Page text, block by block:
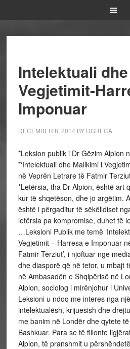
Intelektuali
Vegjetimit-
Imponuar
DECEMBER 8, 2014 BY DGRECA
*Leksion publik i Dr Gëzim Alpion
*‘Intelektuali dhe Mallkimi i
në Veprën Letrare të Fatmir
*Letërsia, tha Dr Alpion, është art
kur të shqetëson, dhe jo argëtim.
është i përgaditur të sëkëlldiset
letërsia pa kompromise, duhet të
…Leksioni Publik me temë
Vegjetimit – Harresa e Imponuar
Fatmir Terziut’, i njoftuar nge
dhe diasporë që në tetor, u mbajt
në Ambasadën e Shqipërisë në
Alpion, sociolog i mirënjohur i
Leksioni u ndoq me interes nga
intelektualësh, krijuesish dhe
me banim në Londër dhe qytete
Bashkuar. Para se të fillonte
Alpion, të pranshmit u